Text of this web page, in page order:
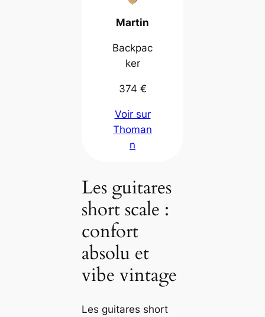
Martin
Backpac
ker
374 €
Voir sur
Thoman
n
Les guitares
short scale :
confort
absolu et
vibe vintage
Les guitares short